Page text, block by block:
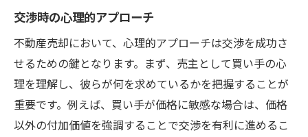
交渉時の心理的アプローチ
不動産売却において、心理的アプローチは交渉を成功さ
せるための鍵となります。まず、売主として買い手の心
理を理解し、彼らが何を求めているかを把握することが
重要です。例えば、買い手が価格に敏感な場合は、価格
以外の付加価値を強調することで交渉を有利に進めるこ